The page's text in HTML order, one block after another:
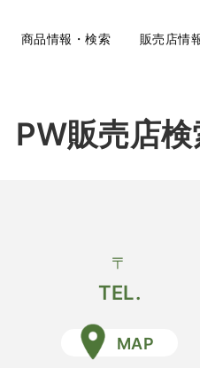
商品情報・検索 販売店情
PW販売店検
〒
TEL.
MAP